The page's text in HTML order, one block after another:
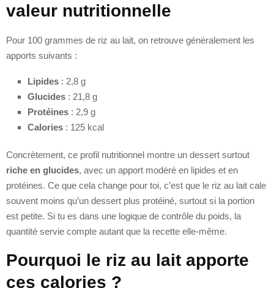
valeur nutritionnelle
Pour 100 grammes de riz au lait, on retrouve généralement les
apports suivants :
Lipides : 2,8 g
Glucides : 21,8 g
Protéines : 2,9 g
Calories : 125 kcal
Concrètement, ce profil nutritionnel montre un dessert surtout
riche en glucides, avec un apport modéré en lipides et en
protéines. Ce que cela change pour toi, c’est que le riz au lait cale
souvent moins qu’un dessert plus protéiné, surtout si la portion
est petite. Si tu es dans une logique de contrôle du poids, la
quantité servie compte autant que la recette elle-même.
Pourquoi le riz au lait apporte
ces calories ?